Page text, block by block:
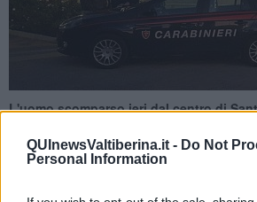
QUInewsValtiberina.it - Do Not
Personal Information
L'uomo scomparso ieri dal centro di
ricerche continuano senza sosta